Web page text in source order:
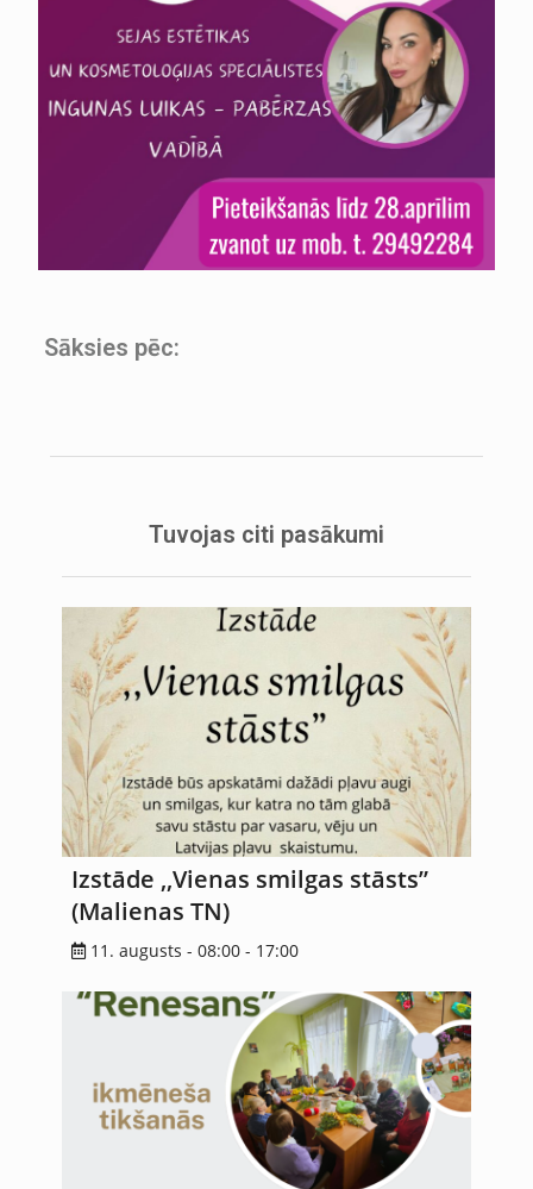
Sāksies pēc:
Tuvojas citi pasākumi
Izstāde ,,Vienas smilgas stāsts”
(Malienas TN)
11. augusts - 08:00 - 17:00